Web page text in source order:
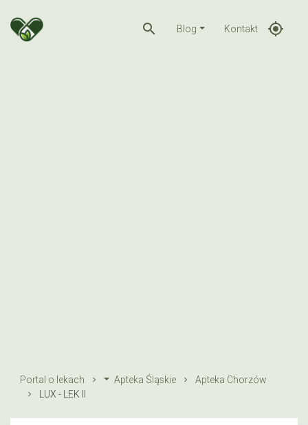
search Blog Kontakt gps_fixed
Portal o lekach Apteka Śląskie
Apteka Chorzów
LUX - LEK II